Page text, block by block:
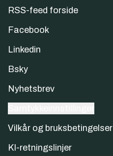
RSS-feed forside
Facebook
Linkedin
Bsky
Nyhetsbrev
Vilkår og bruksbetingelser
KI-retningslinjer